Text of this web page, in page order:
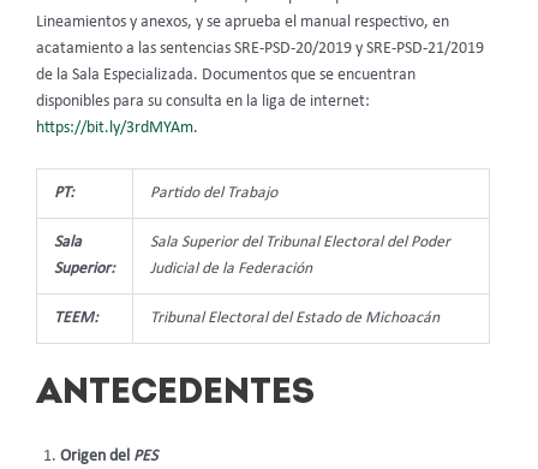
Lineamientos y anexos, y se aprueba el manual respectivo, en
acatamiento a las sentencias SRE-PSD-20/2019 y SRE-PSD-21/2019
de la Sala Especializada. Documentos que se encuentran
disponibles para su consulta en la liga de internet:
https://bit.ly/3rdMYAm.
PT: Partido del Trabajo
Sala
Superior:
Sala Superior del Tribunal Electoral del Poder
Judicial de la Federación
TEEM: Tribunal Electoral del Estado de Michoacán
ANTECEDENTES
Origen del PES